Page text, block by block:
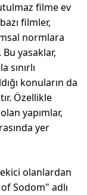
filme ev
filmler,
normlara
Bu yasaklar,
sınırlı
konuların da
Özellikle
yapımlar,
yer
olanlardan
Sodom" adlı